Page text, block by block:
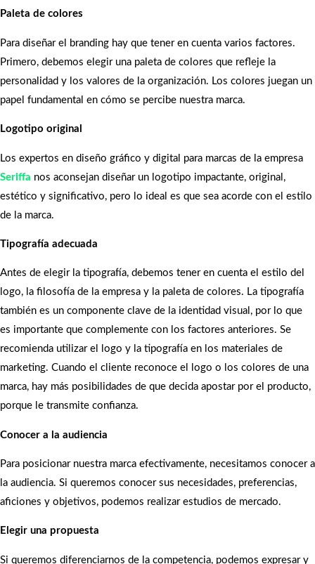
Paleta de colores
Para diseñar el branding hay que tener en cuenta varios factores.
Primero, debemos elegir una paleta de colores que refleje la
personalidad y los valores de la organización. Los colores juegan un
papel fundamental en cómo se percibe nuestra marca.
Logotipo original
Los expertos en diseño gráfico y digital para marcas de la empresa
Seriffa nos aconsejan diseñar un logotipo impactante, original,
estético y significativo, pero lo ideal es que sea acorde con el estilo
de la marca.
Tipografía adecuada
Antes de elegir la tipografía, debemos tener en cuenta el estilo del
logo, la filosofía de la empresa y la paleta de colores. La tipografía
también es un componente clave de la identidad visual, por lo que
es importante que complemente con los factores anteriores. Se
recomienda utilizar el logo y la tipografía en los materiales de
marketing. Cuando el cliente reconoce el logo o los colores de una
marca, hay más posibilidades de que decida apostar por el producto,
porque le transmite confianza.
Conocer a la audiencia
Para posicionar nuestra marca efectivamente, necesitamos conocer a
la audiencia. Si queremos conocer sus necesidades, preferencias,
aficiones y objetivos, podemos realizar estudios de mercado.
Elegir una propuesta
Si queremos diferenciarnos de la competencia, podemos expresar y